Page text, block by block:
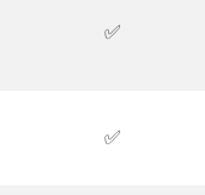
✅
✅